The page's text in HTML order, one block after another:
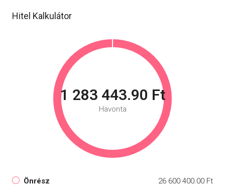
Hitel Kalkulátor
1 283 443.90 Ft
Havonta
Önrész 26 600 400.00 Ft